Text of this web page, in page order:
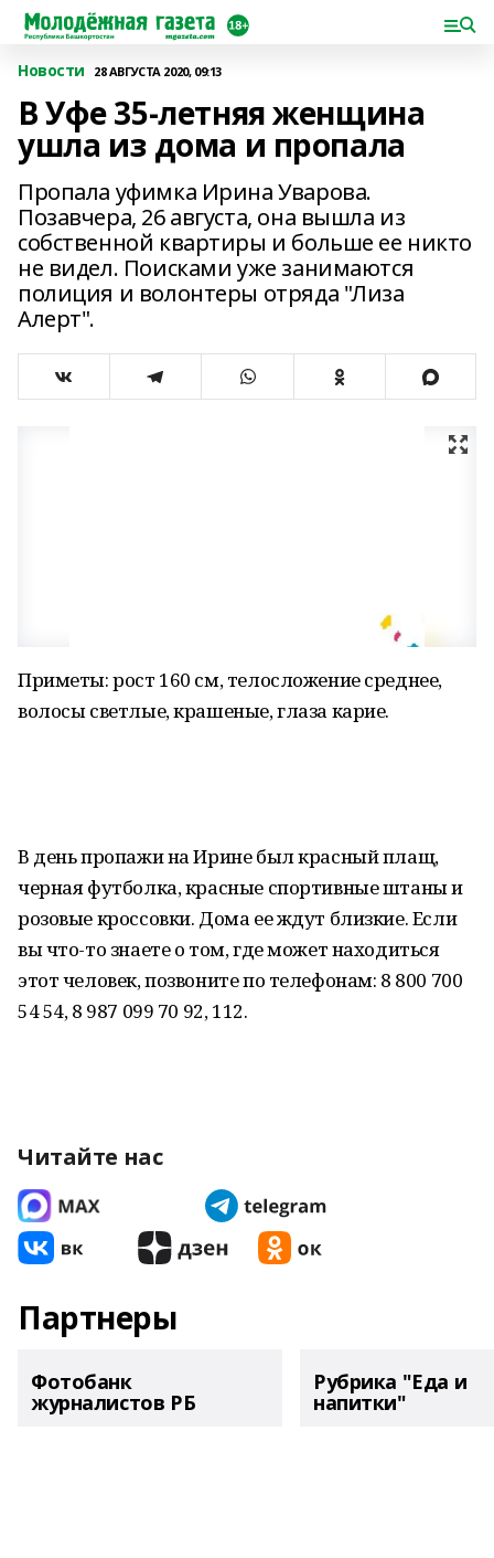
Новости 28 АВГУСТА 2020, 09:13
В Уфе 35-летняя женщина
ушла из дома и пропала
Пропала уфимка Ирина Уварова.
Позавчера, 26 августа, она вышла из
собственной квартиры и больше ее никто
не видел. Поисками уже занимаются
полиция и волонтеры отряда "Лиза
Алерт".
Приметы: рост 160 см, телосложение среднее,
волосы светлые, крашеные, глаза карие.
В день пропажи на Ирине был красный плащ,
черная футболка, красные спортивные штаны и
розовые кроссовки. Дома ее ждут близкие. Если
вы что-то знаете о том, где может находиться
этот человек, позвоните по телефонам: 8 800 700
54 54, 8 987 099 70 92, 112.
Читайте нас
Партнеры
Фотобанк
журналистов РБ
Рубрика "Еда и
напитки"